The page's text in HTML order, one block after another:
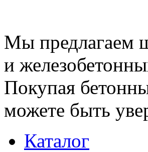
Мы предлагаем
и
Покупая
можете быть
Каталог